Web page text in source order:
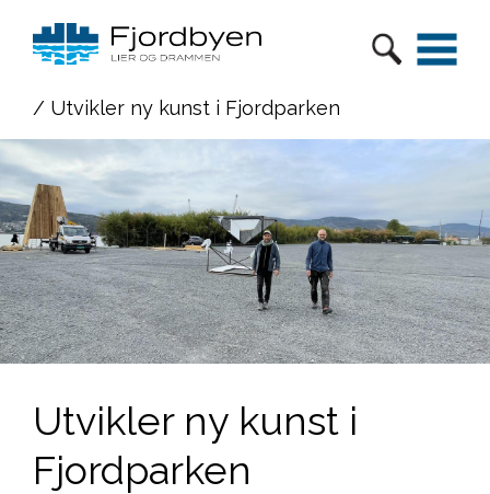
/ Utvikler ny kunst i Fjordparken
Utvikler ny kunst i
Fjordparken